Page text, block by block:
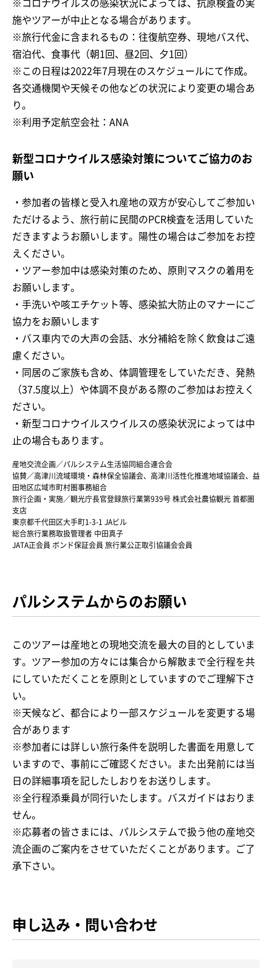
※コロナウイルスの感染状況によっては、抗原検査の実
施やツアーが中止となる場合があります。
※旅行代金に含まれるもの：往復航空券、現地バス代、
宿泊代、食事代（朝1回、昼2回、夕1回）
※この日程は2022年7月現在のスケジュールにて作成。
各交通機関や天候その他などの状況により変更の場合あ
り。
※利用予定航空会社：ANA
新型コロナウイルス感染対策についてご協力のお
願い
・参加者の皆様と受入れ産地の双方が安心してご参加い
ただけるよう、旅行前に民間のPCR検査を活用していた
だきますようお願いします。陽性の場合はご参加をお控
えください。
・ツアー参加中は感染対策のため、原則マスクの着用を
お願いします。
・手洗いや咳エチケット等、感染拡大防止のマナーにご
協力をお願いします
・バス車内での大声の会話、水分補給を除く飲食はご遠
慮ください。
・同居のご家族も含め、体調管理をしていただき、発熱
（37.5度以上）や体調不良がある際のご参加はお控えく
ださい。
・新型コロナウイルスウイルスの感染状況によっては中
止の場合もあります。
産地交流企画／パルシステム生活協同組合連合会
協賛／高津川流域環境・森林保全協議会、高津川活性化推進地域協議会、益
田地区広域市町村圏事務組合
旅行企画・実施／観光庁長官登録旅行業第939号 株式会社農協観光 首都圏
支店
東京都千代田区大手町1-3-1 JAビル
総合旅行業務取扱管理者 中田真子
JATA正会員 ボンド保証会員 旅行業公正取引協議会会員
パルシステムからのお願い
このツアーは産地との現地交流を最大の目的としていま
す。ツアー参加の方々には集合から解散まで全行程を共
にしていただくことを原則としていますのでご理解下さ
い。
※天候など、都合により一部スケジュールを変更する場
合があります
※参加者には詳しい旅行条件を説明した書面を用意して
いますので、事前にご確認ください。また出発前には当
日の詳細事項を記したしおりをお送りします。
※全行程添乗員が同行いたします。バスガイドはおりま
せん。
※応募者の皆さまには、パルシステムで扱う他の産地交
流企画のご案内をさせていただくことがあります。ご了
承下さい。
申し込み・問い合わせ